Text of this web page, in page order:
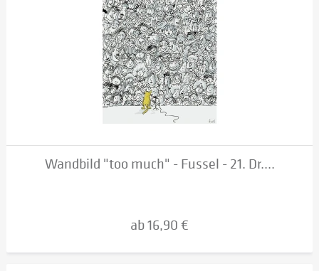
Wandbild "too much" - Fussel - 21. Dr....
ab 16,90 €